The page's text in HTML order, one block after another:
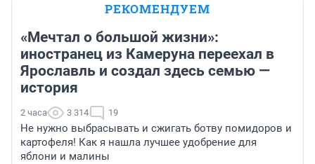
РЕКОМЕНДУЕМ
«Мечтал о большой жизни»:
иностранец из Камеруна переехал в
Ярославль и создал здесь семью —
история
2 часа 3 314 19
Не нужно выбрасывать и сжигать ботву помидоров и
картофеля! Как я нашла лучшее удобрение для
яблони и малины